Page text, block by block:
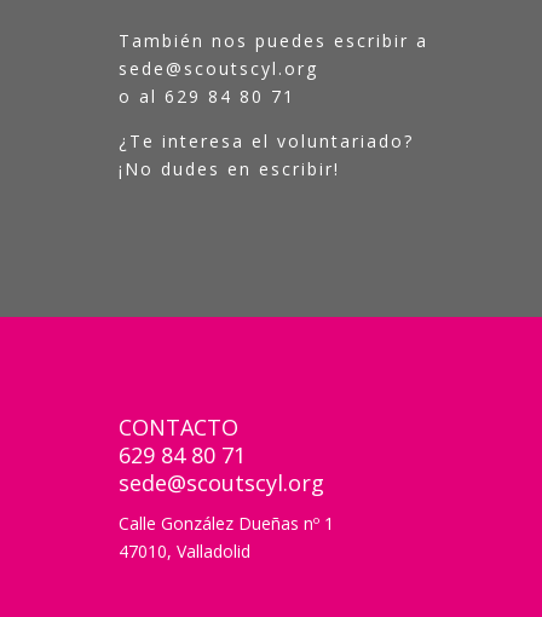
También nos puedes escribir a
sede@scoutscyl.org
o al 629 84 80 71
¿Te interesa el voluntariado?
¡No dudes en escribir!
CONTACTO
629 84 80 71
sede@scoutscyl.org
Calle González Dueñas nº 1
47010, Valladolid